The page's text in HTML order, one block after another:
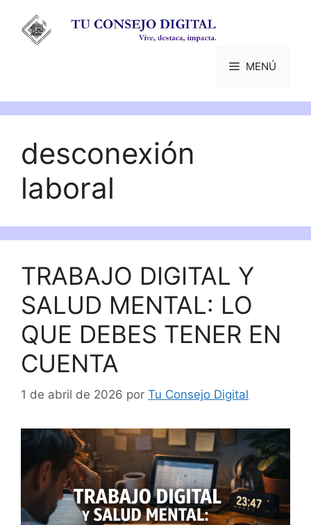
contenido
MENÚ
desconexión
laboral
TRABAJO DIGITAL Y
SALUD MENTAL: LO
QUE DEBES TENER EN
CUENTA
1 de abril de 2026 por Tu Consejo Digital